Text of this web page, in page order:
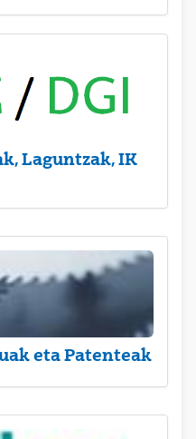
Laguntzak, IK
eta Patenteak